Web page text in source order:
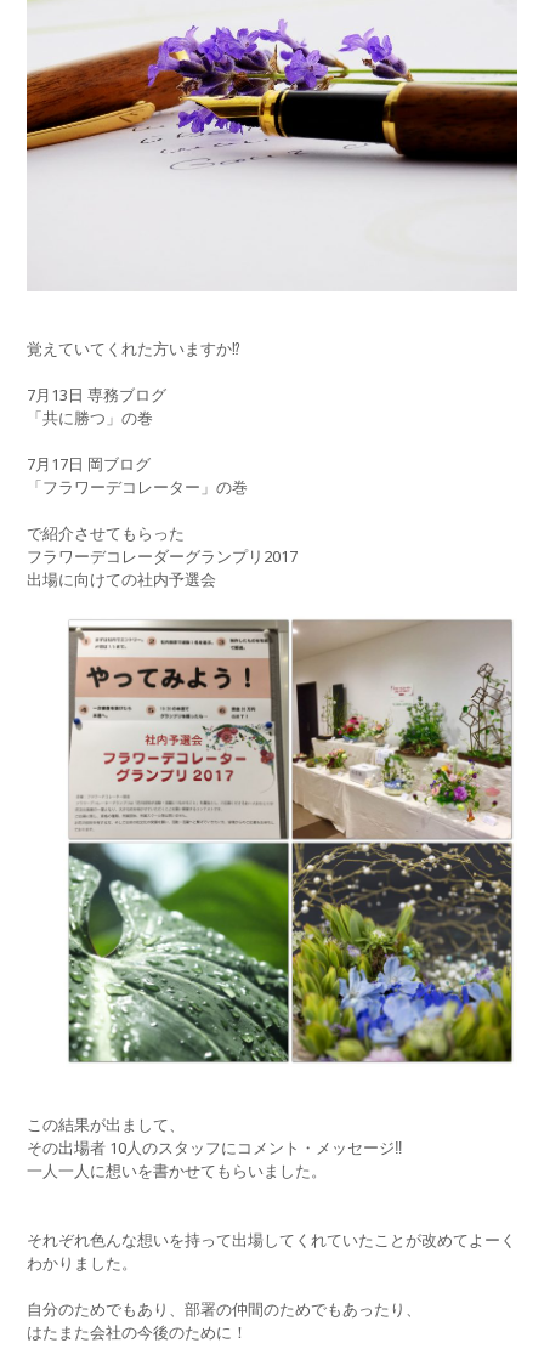
覚えていてくれた方いますか⁉️
7月13日 専務ブログ
「共に勝つ」の巻
7月17日 岡ブログ
「フラワーデコレーター」の巻
で紹介させてもらった
フラワーデコレーダーグランプリ2017
出場に向けての社内予選会
この結果が出まして、
その出場者 10人のスタッフにコメント・メッセージ‼︎
一人一人に想いを書かせてもらいました。
それぞれ色んな想いを持って出場してくれていたことが改めてよーく
わかりました。
自分のためでもあり、部署の仲間のためでもあったり、
はたまた会社の今後のために！